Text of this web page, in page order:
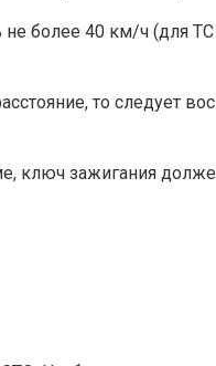
более 40 км/ч (для
то следует
ключ зажигания